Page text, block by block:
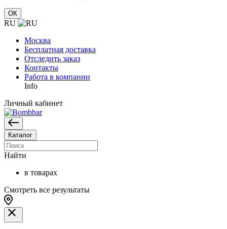
ОК
RU
Москва
Бесплатная доставка
Отследить заказ
Контакты
Работа в компании
Info
Личный кабинет
Каталог
Найти
в товарах
Смотреть все результаты